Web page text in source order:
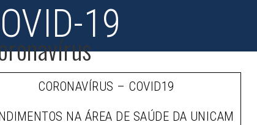
19
CORONAVÍRUS – COVID19
NA ÁREA DE SAÚDE DA UNICAM